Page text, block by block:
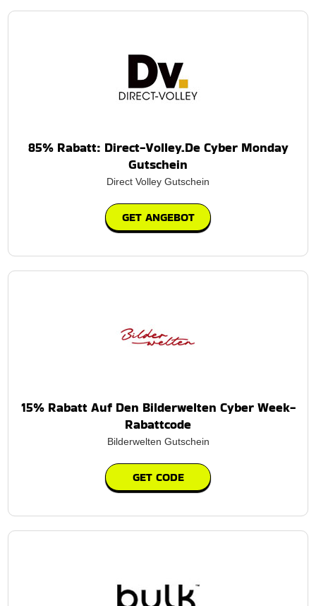
85% Rabatt: Direct-Volley.De Cyber Monday
Gutschein
Direct Volley Gutschein
GET ANGEBOT
15% Rabatt Auf Den Bilderwelten Cyber Week-
Rabattcode
Bilderwelten Gutschein
GET CODE